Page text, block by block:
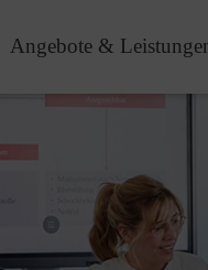
Angebote &